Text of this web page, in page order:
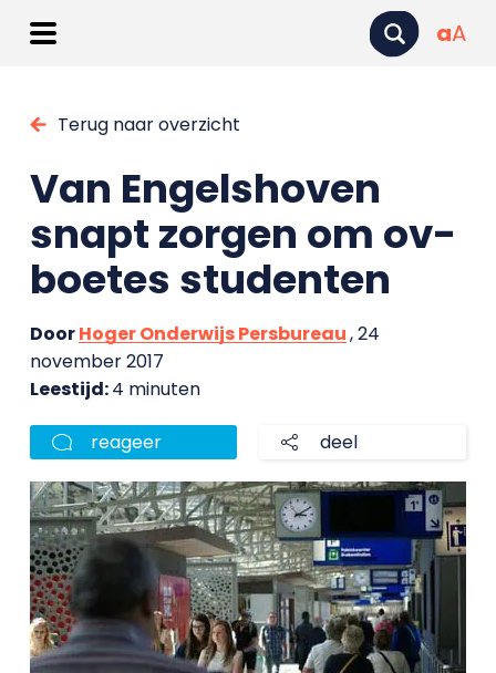
aA
Terug naar overzicht
Van Engelshoven
snapt zorgen om ov-
boetes studenten
DoorHoger Onderwijs Persbureau, 24
november 2017
Leestijd:4 minuten
reageer deel